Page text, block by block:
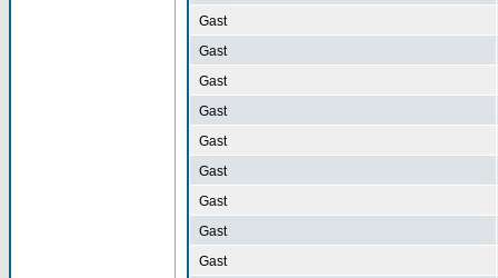
Gast
Gast
Gast
Gast
Gast
Gast
Gast
Gast
Gast